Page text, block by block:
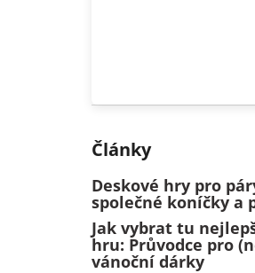
Články
Deskové hry pro
společné koníčky a
Jak vybrat tu
hru: Průvodce pro
vánoční dárky